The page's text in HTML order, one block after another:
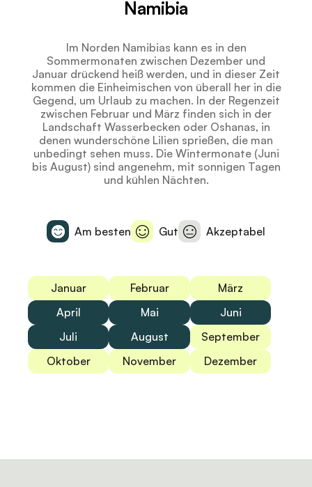
Namibia
Im Norden Namibias kann es in den
Sommermonaten zwischen Dezember und
Januar drückend heiß werden, und in dieser Zeit
kommen die Einheimischen von überall her in die
Gegend, um Urlaub zu machen. In der Regenzeit
zwischen Februar und März finden sich in der
Landschaft Wasserbecken oder Oshanas, in
denen wunderschöne Lilien sprießen, die man
unbedingt sehen muss. Die Wintermonate (Juni
bis August) sind angenehm, mit sonnigen Tagen
und kühlen Nächten.
Am besten Gut Akzeptabel
Januar Februar
März
April
Mai
Juni
Juli
August
September
Oktober
November Dezember